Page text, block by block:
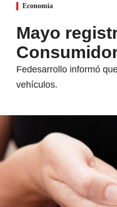
Economía
Mayo
Fedesarrollo informó
vehículos.